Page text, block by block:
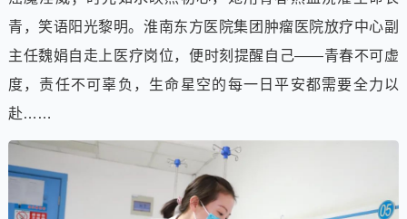
青，笑语阳光黎明。淮南东方医院集团肿瘤医院放疗中心副
主任魏娟自走上医疗岗位，便时刻提醒自己——青春不可虚
度，责任不可辜负，生命星空的每一日平安都需要全力以
赴……